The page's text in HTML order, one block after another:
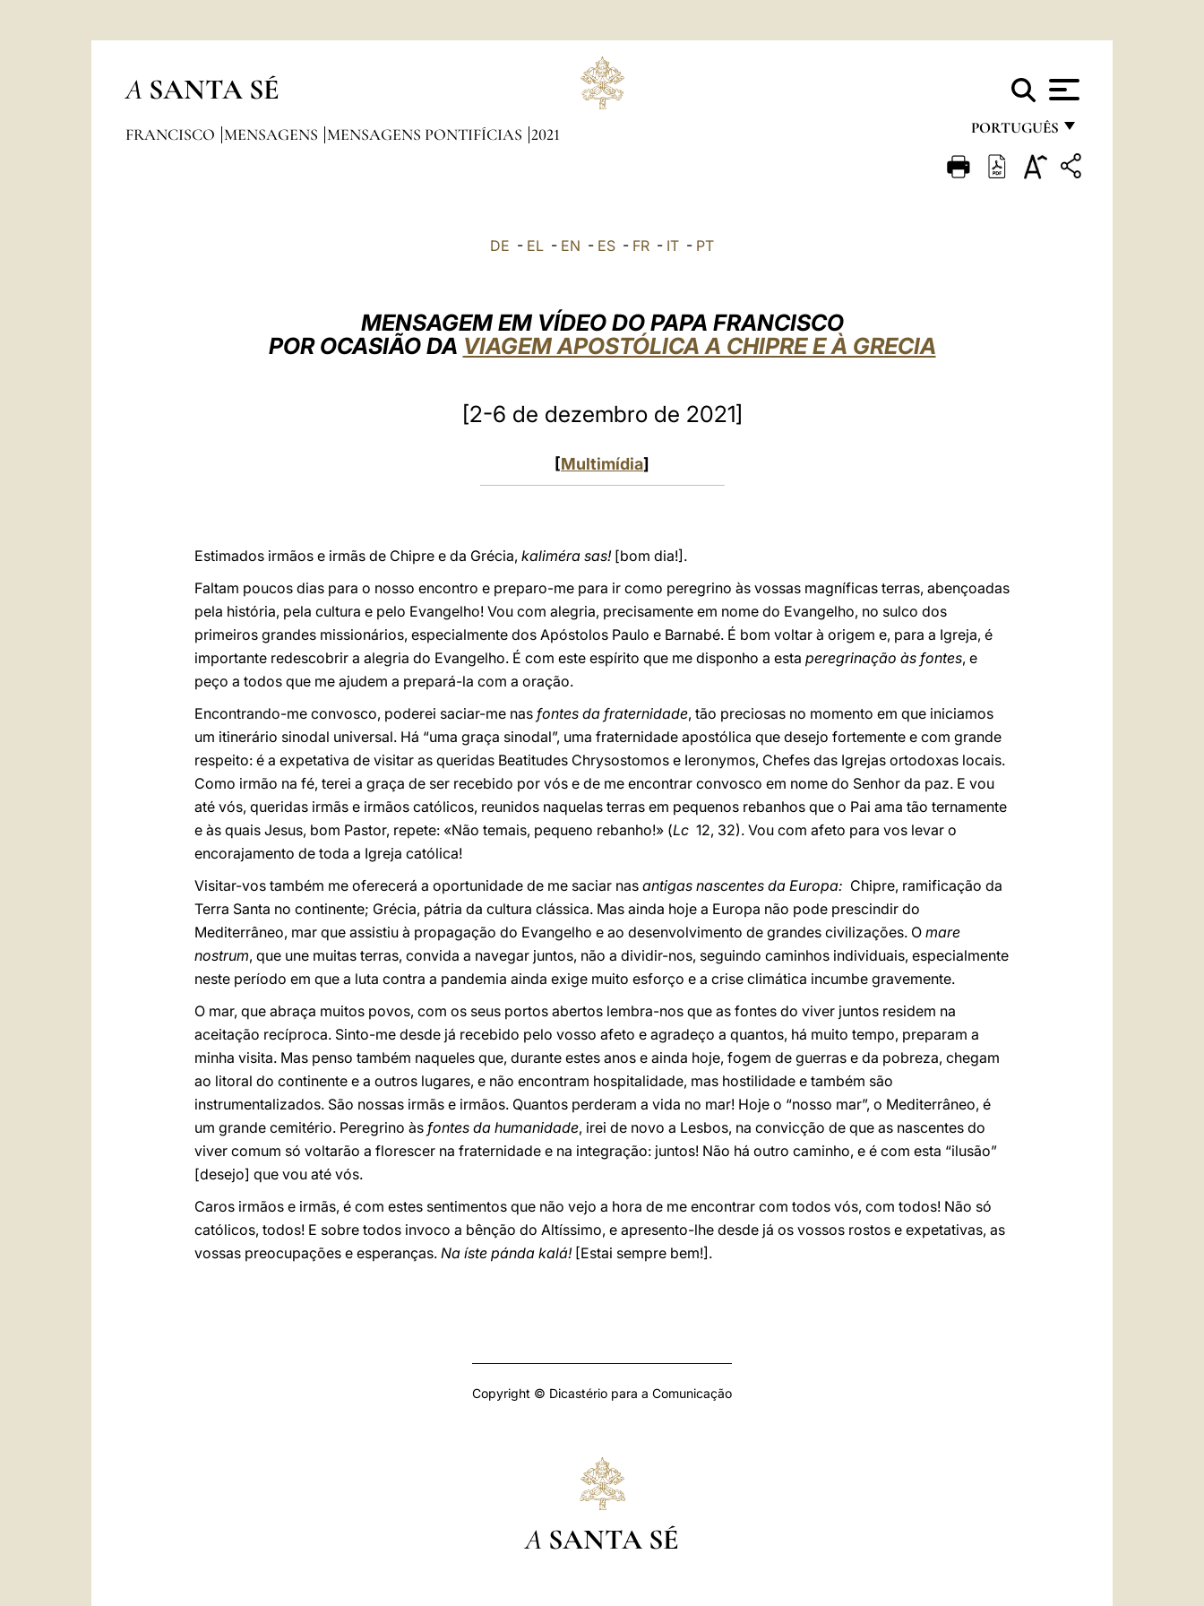
A SANTA SÉ
PORTUGUÊS
FRANÇAIS
FRANCISCO MENSAGENS MENSAGENS PONTIFÍCIAS 2021
DE - EL - EN - ES - FR - IT - PT
MENSAGEM EM VÍDEO DO PAPA FRANCISCO
POR OCASIÃO DA VIAGEM APOSTÓLICA A CHIPRE E À GRECIA
[2-6 de dezembro de 2021]
[Multimídia]
Estimados irmãos e irmãs de Chipre e da Grécia, kaliméra sas![bom dia!].
Faltam poucos dias para o nosso encontro e preparo-me para ir como peregrino às vossas magníficas terras, abençoadas
pela história, pela cultura e pelo Evangelho! Vou com alegria, precisamente em nome do Evangelho, no sulco dos
primeiros grandes missionários, especialmente dos Apóstolos Paulo e Barnabé. É bom voltar à origem e, para a Igreja, é
importante redescobrir a alegria do Evangelho. É com este espírito que me disponho a esta peregrinação às fontes, e
peço a todos que me ajudem a prepará-la com a oração.
Encontrando-me convosco, poderei saciar-me nas fontes da fraternidade, tão preciosas no momento em que iniciamos
um itinerário sinodal universal. Há “uma graça sinodal”, uma fraternidade apostólica que desejo fortemente e com grande
respeito: é a expetativa de visitar as queridas Beatitudes Chrysostomos e Ieronymos, Chefes das Igrejas ortodoxas locais.
Como irmão na fé, terei a graça de ser recebido por vós e de me encontrar convosco em nome do Senhor da paz. E vou
até vós, queridas irmãs e irmãos católicos, reunidos naquelas terras em pequenos rebanhos que o Pai ama tão ternamente
e às quais Jesus, bom Pastor, repete: «Não temais, pequeno rebanho!» (Lc 12, 32). Vou com afeto para vos levar o
encorajamento de toda a Igreja católica!
Visitar-vos também me oferecerá a oportunidade de me saciar nas antigas nascentes da Europa: Chipre, ramificação da
Terra Santa no continente; Grécia, pátria da cultura clássica. Mas ainda hoje a Europa não pode prescindir do
Mediterrâneo, mar que assistiu à propagação do Evangelho e ao desenvolvimento de grandes civilizações. O mare
nostrum, que une muitas terras, convida a navegar juntos, não a dividir-nos, seguindo caminhos individuais, especialmente
neste período em que a luta contra a pandemia ainda exige muito esforço e a crise climática incumbe gravemente.
O mar, que abraça muitos povos, com os seus portos abertos lembra-nos que as fontes do viver juntos residem na
aceitação recíproca. Sinto-me desde já recebido pelo vosso afeto e agradeço a quantos, há muito tempo, preparam a
minha visita. Mas penso também naqueles que, durante estes anos e ainda hoje, fogem de guerras e da pobreza, chegam
ao litoral do continente e a outros lugares, e não encontram hospitalidade, mas hostilidade e também são
instrumentalizados. São nossas irmãs e irmãos. Quantos perderam a vida no mar! Hoje o “nosso mar”, o Mediterrâneo, é
um grande cemitério. Peregrino às fontes da humanidade, irei de novo a Lesbos, na convicção de que as nascentes do
viver comum só voltarão a florescer na fraternidade e na integração: juntos! Não há outro caminho, e é com esta “ilusão”
[desejo] que vou até vós.
Caros irmãos e irmãs, é com estes sentimentos que não vejo a hora de me encontrar com todos vós, com todos! Não só
católicos, todos! E sobre todos invoco a bênção do Altíssimo, e apresento-lhe desde já os vossos rostos e expetativas, as
vossas preocupações e esperanças. Na íste pánda kalá![Estai sempre bem!].
Copyright © Dicastério para a Comunicação
A SANTA SÉ